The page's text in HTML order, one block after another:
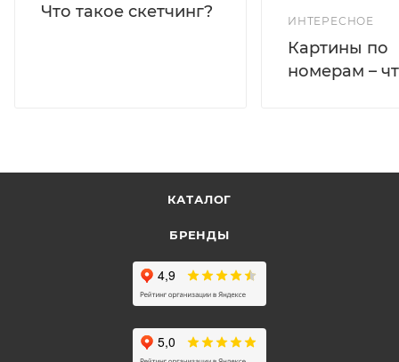
Что такое скетчинг?
ИНТЕРЕСНОЕ
Картины по
номерам –
КАТАЛОГ
БРЕНДЫ